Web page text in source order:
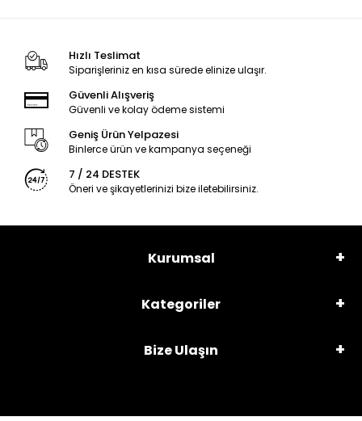
Hızlı Teslimat
Siparişleriniz en kısa sürede elinize ulaşır.
Güvenli Alışveriş
Güvenli ve kolay ödeme sistemi
Geniş Ürün Yelpazesi
Binlerce ürün ve kampanya seçeneği
7 / 24 DESTEK
Öneri ve şikayetlerinizi bize iletebilirsiniz.
Kurumsal
Kategoriler
Bize Ulaşın